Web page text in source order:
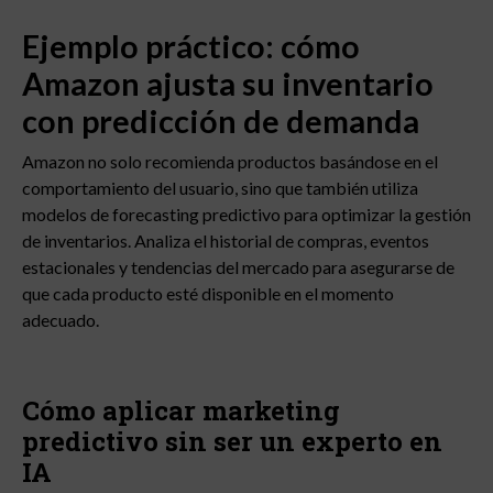
Ejemplo práctico: cómo
Amazon ajusta su inventario
con predicción de demanda
Amazon no solo recomienda productos basándose en el
comportamiento del usuario, sino que también utiliza
modelos de forecasting predictivo para optimizar la gestión
de inventarios. Analiza el historial de compras, eventos
estacionales y tendencias del mercado para asegurarse de
que cada producto esté disponible en el momento
adecuado.
Cómo aplicar marketing
predictivo sin ser un experto en
IA